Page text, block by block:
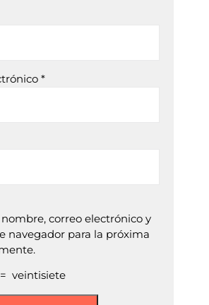
*
correo electrónico y
navegador para la próxima
= veintisiete